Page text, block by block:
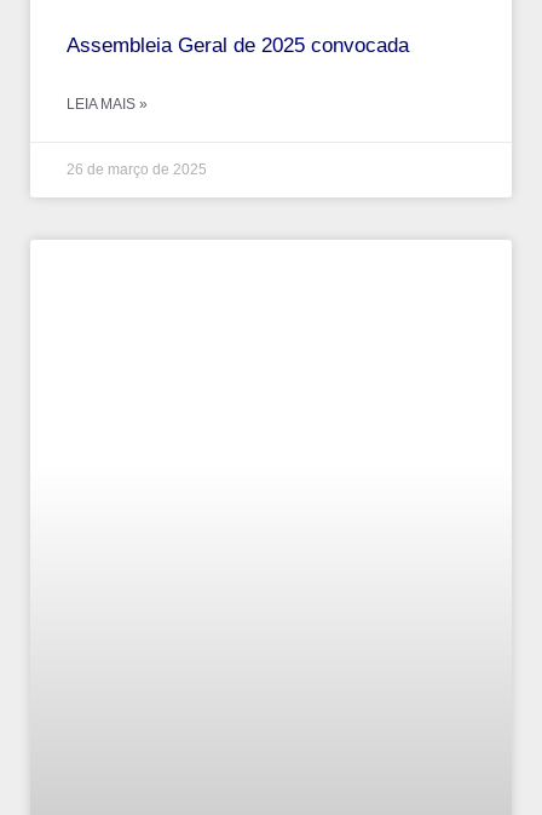
Assembleia Geral de 2025 convocada
LEIA MAIS »
26 de março de 2025